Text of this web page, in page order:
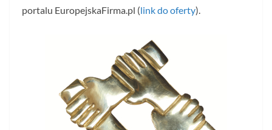
portalu EuropejskaFirma.pl (link do oferty).